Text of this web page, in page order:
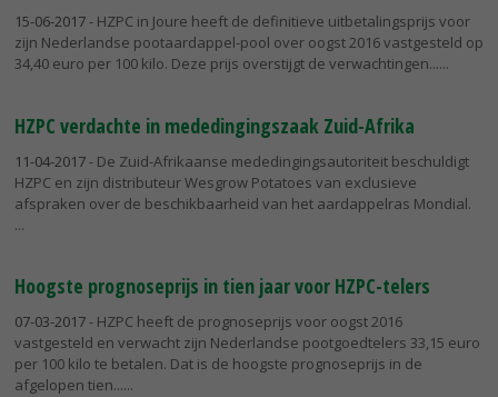
15-06-2017- HZPC in Joure heeft de definitieve uitbetalingsprijs voor
zijn Nederlandse pootaardappel-pool over oogst 2016 vastgesteld op
34,40 euro per 100 kilo. Deze prijs overstijgt de verwachtingen...
HZPC verdachte in mededingingszaak Zuid-Afrika
11-04-2017- De Zuid-Afrikaanse mededingingsautoriteit beschuldigt
HZPC en zijn distributeur Wesgrow Potatoes van exclusieve
afspraken over de beschikbaarheid van het aardappelras Mondial.
Hoogste prognoseprijs in tien jaar voor HZPC-telers
07-03-2017- HZPC heeft de prognoseprijs voor oogst 2016
vastgesteld en verwacht zijn Nederlandse pootgoedtelers 33,15 euro
per 100 kilo te betalen. Dat is de hoogste prognoseprijs in de
afgelopen tien...